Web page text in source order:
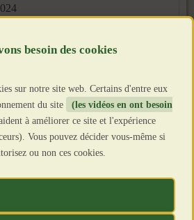
sur notre site web. Certains d'entre eux
du site
(les vidéos en ont besoin
à améliorer ce site et l'expérience
Vous pouvez décider vous-même si
ou non ces cookies.